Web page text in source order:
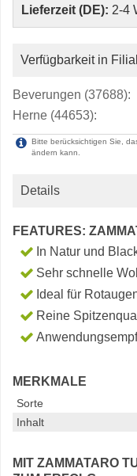
Lieferzeit (DE): 2-4
Verfügbarkeit in
Beverungen (37688):
Herne (44653):
Bitte berücksichtigen Sie,
ändern kann.
Details
FEATURES:
In Natur und
Sehr schnelle
Ideal für
Reine
MERKMALE
Sorte
Inhalt
MIT ZAMMATARO